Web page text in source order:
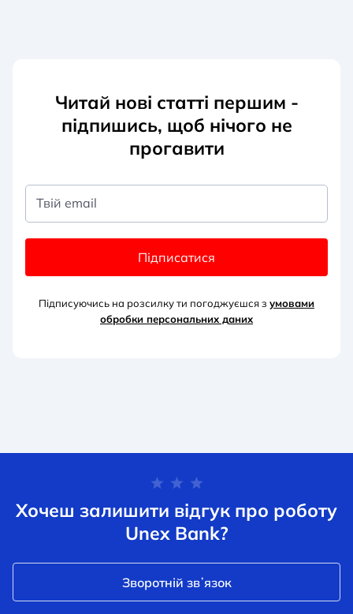
Читай нові статті першим -
підпишись, щоб нічого не
прогавити
Твій email
Підписатися
Підписуючись на розсилку ти погоджуєшся з умовами
обробки персональних даних
Хочеш залишити відгук про роботу
Unex Bank?
Зворотній звʼязок